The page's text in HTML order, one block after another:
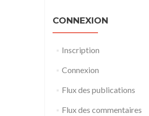
CONNEXION
Inscription
Connexion
Flux des publications
Flux des commentaires